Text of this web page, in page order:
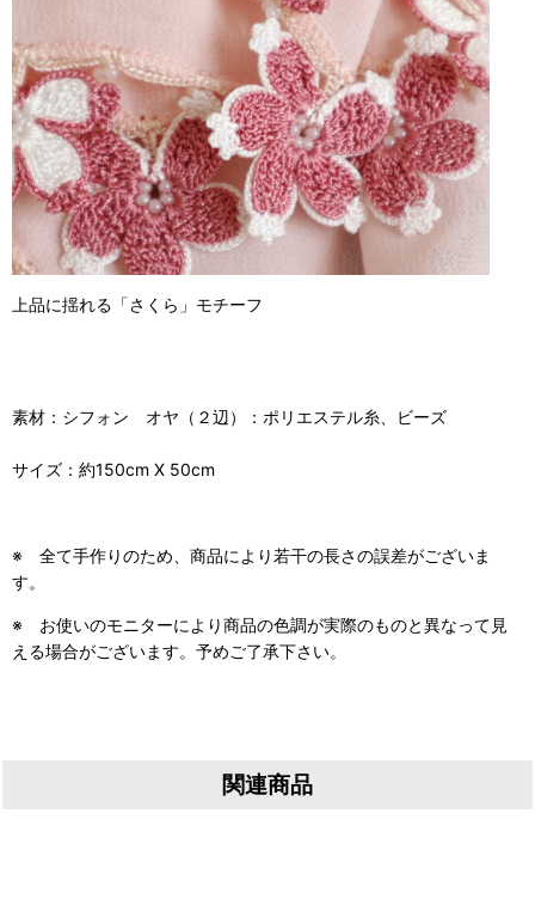
上品に揺れる「さくら」モチーフ
素材：シフォン オヤ（２辺）：ポリエステル糸、ビーズ
サイズ：約150cm X 50cm
※ 全て手作りのため、商品により若干の長さの誤差がございま
す。
※ お使いのモニターにより商品の色調が実際のものと異なって見
える場合がございます。予めご了承下さい。
関連商品